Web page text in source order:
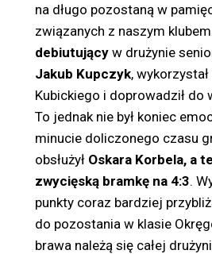
na długo pozostaną w
związanych z naszym
debiutujący w drużynie
Jakub Kupczyk,
Kubickiego i doprowadził do
To jednak nie był koniec
minucie doliczonego czasu
obsłużył Oskara Korbela, a
zwycięską bramkę na 4:3.
punkty coraz bardziej
do pozostania w klasie
brawa należą się całej